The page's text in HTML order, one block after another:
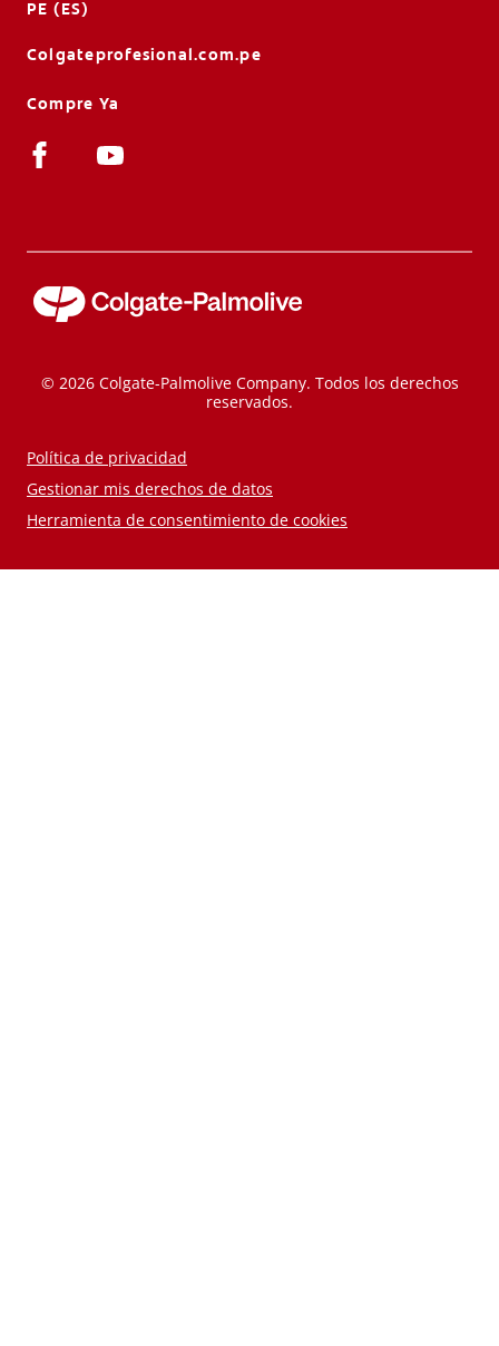
PE (ES)
Colgateprofesional.com.pe
Compre Ya
© 2026 Colgate-Palmolive Company. Todos los derechos
reservados.
Política de privacidad
Gestionar mis derechos de datos
Herramienta de consentimiento de cookies